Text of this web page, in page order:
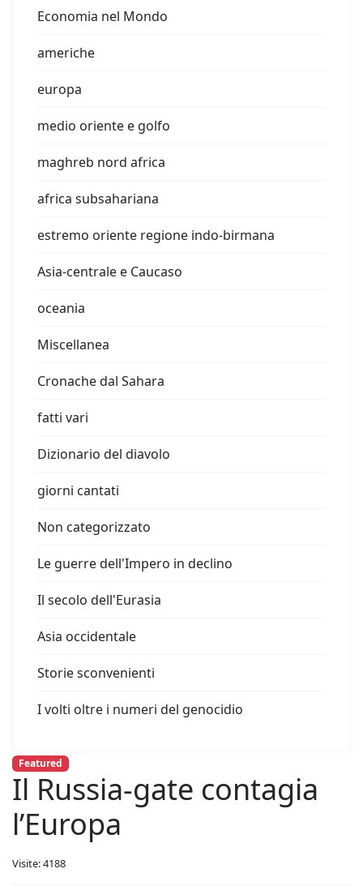
Economia nel Mondo
americhe
europa
medio oriente e golfo
maghreb nord africa
africa subsahariana
estremo oriente regione indo-birmana
Asia-centrale e Caucaso
oceania
Miscellanea
Cronache dal Sahara
fatti vari
Dizionario del diavolo
giorni cantati
Non categorizzato
Le guerre dell'Impero in declino
Il secolo dell'Eurasia
Asia occidentale
Storie sconvenienti
I volti oltre i numeri del genocidio
Featured
Il Russia-gate contagia
l’Europa
Visite: 4188